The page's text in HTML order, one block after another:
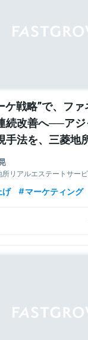
ケ戦略”で、フ
続改善へ──ア
手法を、三菱地
に聞く
所リアルエステートサー
部参事
げ マーケティング